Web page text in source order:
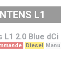
L1
L1 2.0 Blue dCi
Diesel